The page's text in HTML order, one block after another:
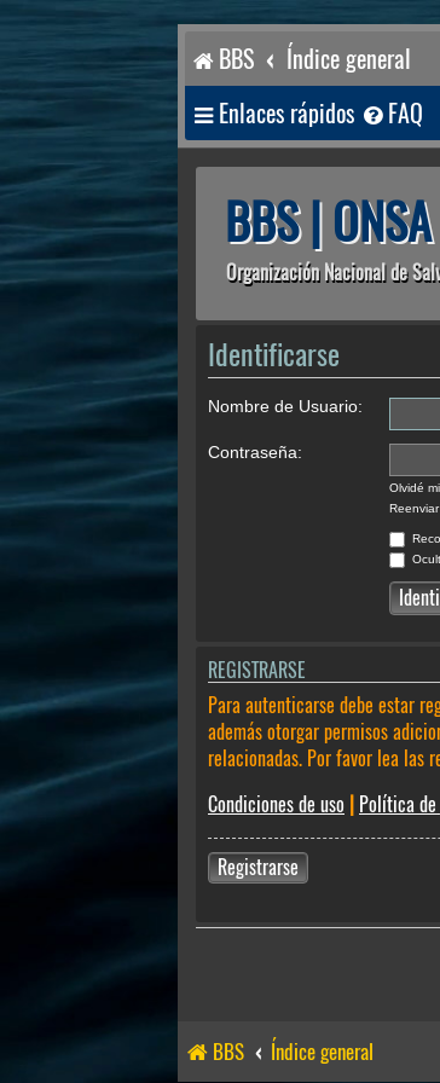
BBS Índice general
Enlaces rápidos FAQ
BBS |
Organización Nacional de
Identificarse
Nombre de Usuario:
Contraseña:
Olvidé
REGISTRARSE
Para autenticarse debe estar
además otorgar permisos
relacionadas. Por favor lea las
Condiciones de uso
Política
Registrarse
BBS Índice general